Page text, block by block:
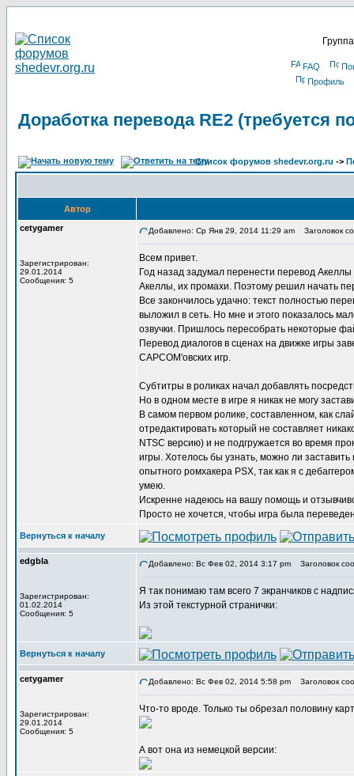
FAQ
Профиль
Доработка перевода RE2 (требуется
Список форумов shedevr.org.ru ->
Автор
cetygamer
Зарегистрирован:
29.01.2014
Сообщения: 5
Добавлено: Ср Янв 29, 2014 11:29 am Заголовок
Всем привет.
Год назад задумал перенести перевод
Акеллы, их промахи. Поэтому решил начать
Все закончилось удачно: текст полностью
выложил в сеть. Но мне и этого показалось
озвучки. Пришлось пересобрать некоторые
Перевод диалогов в сценах на движке игры
CAPCOM'овских игр.
Субтитры в роликах начал добавлять
Но в одном месте в игре я никак не могу
В самом первом ролике, составленном, как
отредактировать который не составляет
NTSC версию) и не подгружается во время
игры. Хотелось бы узнать, можно ли
опытного ромхакера PSX, так как я с
умею.
Искренне надеюсь на вашу помощь и
Просто не хочется, чтобы игра была
Вернуться к началу
edgbla
Зарегистрирован:
01.02.2014
Сообщения: 5
Добавлено: Вс Фев 02, 2014 3:17 pm Заголовок
Я так понимаю там всего 7 экранчиков с
Из этой текстурной странички:
Вернуться к началу
cetygamer
Зарегистрирован:
29.01.2014
Сообщения: 5
Добавлено: Вс Фев 02, 2014 5:58 pm Заголовок
Что-то вроде. Только ты обрезал половину
А вот она из немецкой версии: